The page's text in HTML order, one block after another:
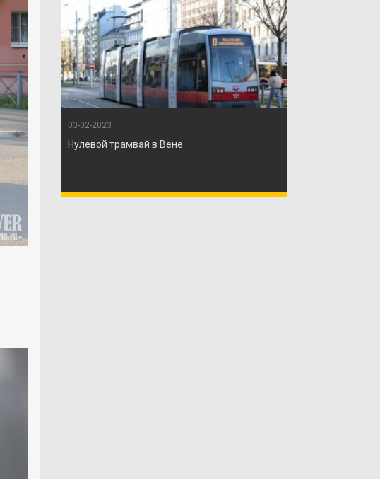
03-02-2023
Нулевой трамвай в Вене